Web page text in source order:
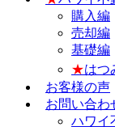
購入編
売却編
基礎編
★はつ
お客様の声
お問い合わ
ハワイ